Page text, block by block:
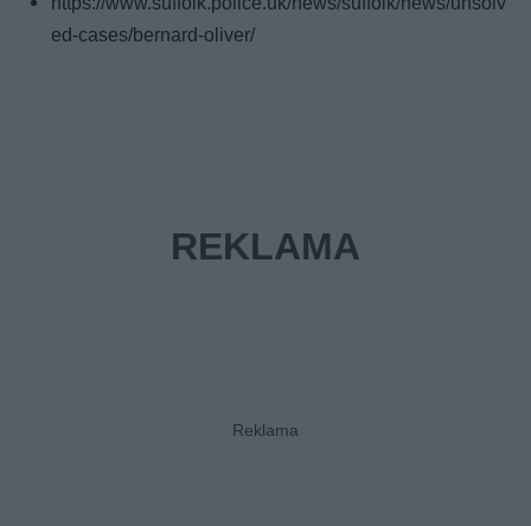
ed-cases/bernard-oliver/